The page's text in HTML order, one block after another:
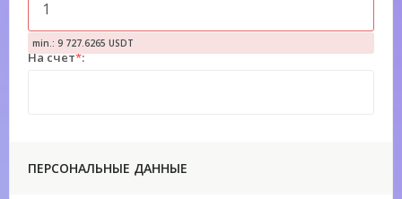
min.: 9 727.6265 USDT
На счет*:
ПЕРСОНАЛЬНЫЕ ДАННЫЕ